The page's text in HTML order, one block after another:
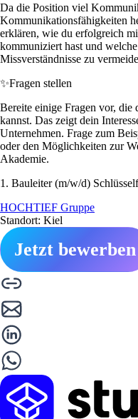
Da die Position viel
Kommunikationsfähigkeiten
erklären, wie du erfolgreich
kommuniziert hast und
Missverständnisse zu
✨Fragen stellen
Bereite einige Fragen vor, die
kannst. Das zeigt dein
Unternehmen. Frage zum
oder den Möglichkeiten zur
Akademie.
1. Bauleiter (m/w/d)
HOCHTIEF Gruppe
Standort: Kiel
Jetzt bewerben